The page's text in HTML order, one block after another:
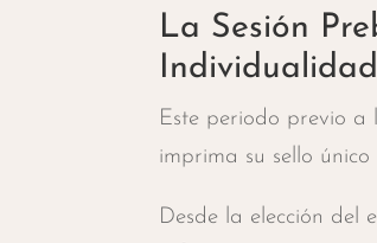
La Sesión
Individualidad
Este periodo previo
imprima su sello
Desde la elección del